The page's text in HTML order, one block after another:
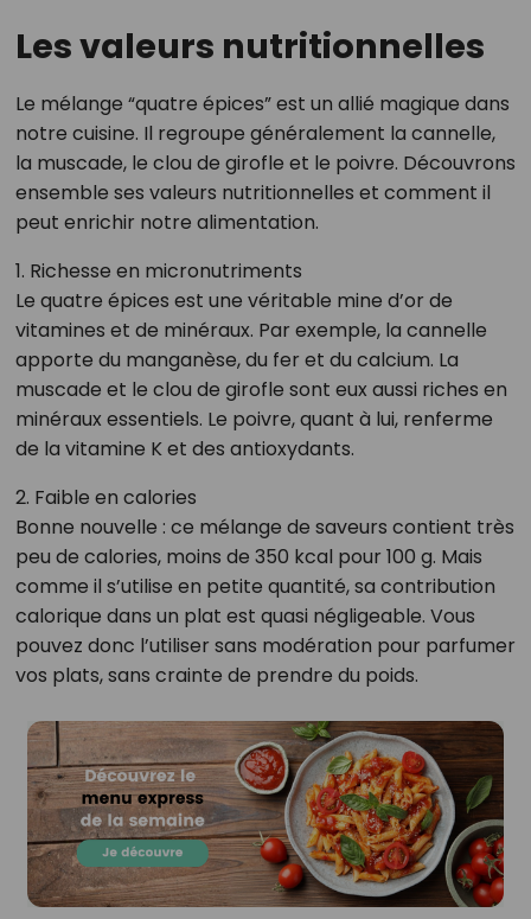
Les valeurs nutritionnelles
Le mélange “quatre épices” est un allié magique dans
notre cuisine. Il regroupe généralement la cannelle,
la muscade, le clou de girofle et le poivre. Découvrons
ensemble ses valeurs nutritionnelles et comment il
peut enrichir notre alimentation.
1. Richesse en micronutriments
Le quatre épices est une véritable mine d’or de
vitamines et de minéraux. Par exemple, la cannelle
apporte du manganèse, du fer et du calcium. La
muscade et le clou de girofle sont eux aussi riches en
minéraux essentiels. Le poivre, quant à lui, renferme
de la vitamine K et des antioxydants.
2. Faible en calories
Bonne nouvelle : ce mélange de saveurs contient très
peu de calories, moins de 350 kcal pour 100 g. Mais
comme il s’utilise en petite quantité, sa contribution
calorique dans un plat est quasi négligeable. Vous
pouvez donc l’utiliser sans modération pour parfumer
vos plats, sans crainte de prendre du poids.